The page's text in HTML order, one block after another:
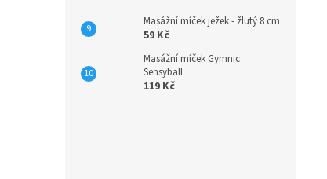
Masážní míček ježek - žlutý 8 cm
59 Kč
Masážní míček Gymnic
Sensyball
119 Kč